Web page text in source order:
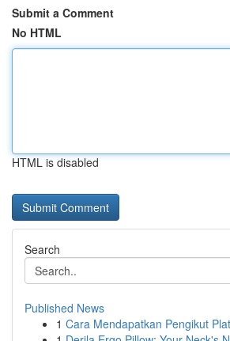
Submit a Comment
No HTML
HTML is disabled
Search
Published News
1 Cara Mendapatkan Pengikut